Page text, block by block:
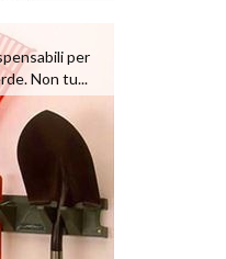
per
Non tu...